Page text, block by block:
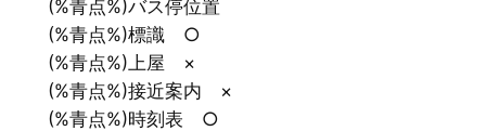
(%青点%)バス停位置
(%青点%)標識 ○
(%青点%)上屋 ×
(%青点%)接近案内 ×
(%青点%)時刻表 ○